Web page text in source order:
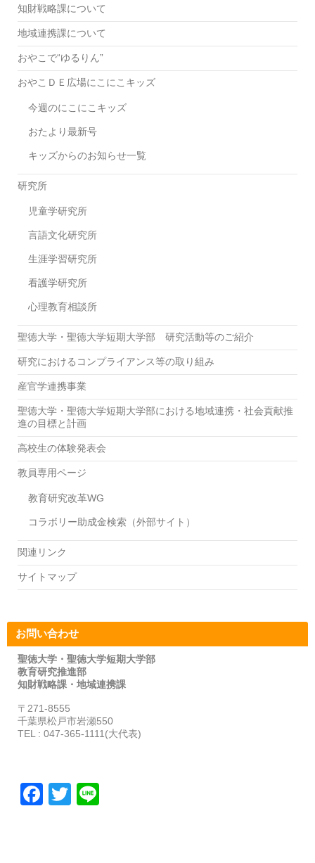
知財戦略課について
地域連携課について
おやこで“ゆるりん”
おやこＤＥ広場にこにこキッズ
今週のにこにこキッズ
おたより最新号
キッズからのお知らせ一覧
研究所
児童学研究所
言語文化研究所
生涯学習研究所
看護学研究所
心理教育相談所
聖徳大学・聖徳大学短期大学部 研究活動等のご紹介
研究におけるコンプライアンス等の取り組み
産官学連携事業
聖徳大学・聖徳大学短期大学部における地域連携・社会貢献推
進の目標と計画
高校生の体験発表会
教員専用ページ
教育研究改革WG
コラボリー助成金検索（外部サイト）
関連リンク
サイトマップ
お問い合わせ
聖徳大学・聖徳大学短期大学部
教育研究推進部
知財戦略課・地域連携課
〒271-8555
千葉県松戸市岩瀬550
TEL : 047-365-1111(大代表)
F
T